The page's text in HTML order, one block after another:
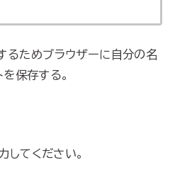
るためブラウザーに自分の名
を保存する。
してください。